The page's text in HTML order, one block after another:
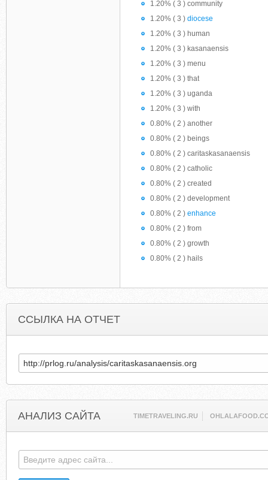
1.20% ( 3 ) community
1.20% ( 3 ) diocese
1.20% ( 3 ) human
1.20% ( 3 ) kasanaensis
1.20% ( 3 ) menu
1.20% ( 3 ) that
1.20% ( 3 ) uganda
1.20% ( 3 ) with
0.80% ( 2 ) another
0.80% ( 2 ) beings
0.80% ( 2 ) caritaskasanaensis
0.80% ( 2 ) catholic
0.80% ( 2 ) created
0.80% ( 2 ) development
0.80% ( 2 ) enhance
0.80% ( 2 ) from
0.80% ( 2 ) growth
0.80% ( 2 ) hails
ССЫЛКА НА ОТЧЕТ
АНАЛИЗ САЙТА TIMETRAVELING.RU